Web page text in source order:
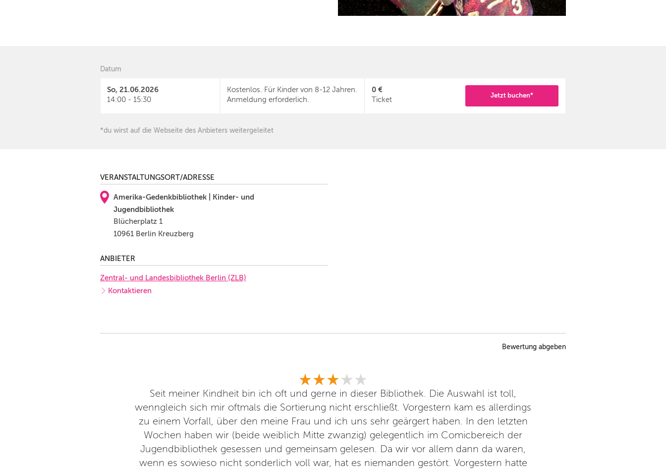
Datum
So, 21.06.2026
14:00 - 15:30
Kostenlos. Für Kinder von 8-12 Jahren.
Anmeldung erforderlich.
0 €
Ticket
Jetzt buchen*
*du wirst auf die Webseite des Anbieters weitergeleitet
VERANSTALTUNGSORT/ADRESSE
Amerika-Gedenkbibliothek | Kinder- und
Jugendbibliothek
Blücherplatz 1
10961 Berlin Kreuzberg
ANBIETER
Zentral- und Landesbibliothek Berlin (ZLB)
Kontaktieren
Bewertung abgeben
Seit meiner Kindheit bin ich oft und gerne in dieser Bibliothek. Die Auswahl ist toll,
wenngleich sich mir oftmals die Sortierung nicht erschließt. Vorgestern kam es allerdings
zu einem Vorfall, über den meine Frau und ich uns sehr geärgert haben. In den letzten
Wochen haben wir (beide weiblich Mitte zwanzig) gelegentlich im Comicbereich der
Jugendbibliothek gesessen und gemeinsam gelesen. Da wir vor allem dann da waren,
wenn es sowieso nicht sonderlich voll war, hat es niemanden gestört. Vorgestern hatte